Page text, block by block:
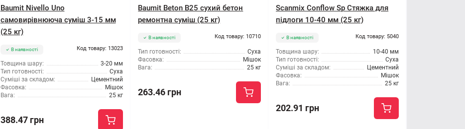
Baumit Nivello Uno
самовирівнююча суміш 3-15 мм
(25 кг)
В наявності Код товару: 13023
Товщина шару:
3-20 мм
Тип готовності:
Суха
Суміші за складом:
Цементний
Фасовка:
Мішок
Вага:
25 кг
388.47 грн
Baumit Beton B25 сухий бетон
ремонтна суміш (25 кг)
В наявності Код товару: 10710
Тип готовності:
Суха
Фасовка:
Мішок
Вага:
25 кг
263.46 грн
Scanmix Conflow Sp Стяжка для
підлоги 10-40 мм (25 кг)
В наявності Код товару: 5040
Товщина шару:
10-40 мм
Тип готовності:
Суха
Суміші за складом:
Цементний
Фасовка:
Мішок
Вага:
25 кг
202.91 грн